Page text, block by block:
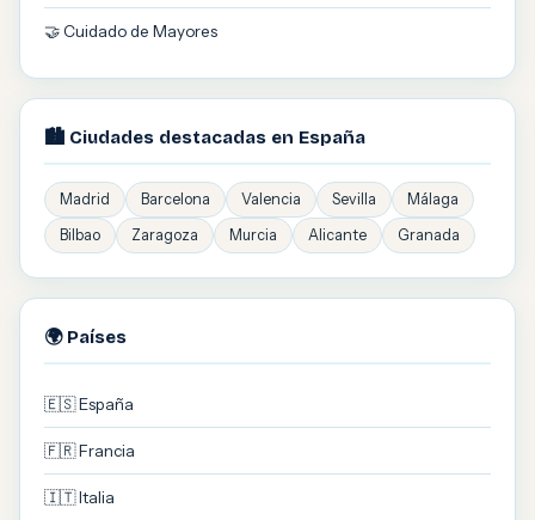
🤝 Cuidado de Mayores
🏙️ Ciudades destacadas en España
Madrid Barcelona Valencia Sevilla
Málaga
Bilbao
Zaragoza Murcia Alicante Granada
🌍 Países
🇪🇸 España
🇫🇷 Francia
🇮🇹 Italia